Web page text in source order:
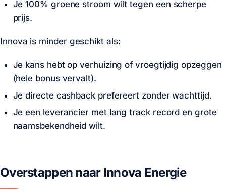
Je 100% groene stroom wilt tegen een scherpe
prijs.
Innova is minder geschikt als:
Je kans hebt op verhuizing of vroegtijdig opzeggen
(hele bonus vervalt).
Je directe cashback prefereert zonder wachttijd.
Je een leverancier met lang track record en grote
naamsbekendheid wilt.
Overstappen naar Innova Energie